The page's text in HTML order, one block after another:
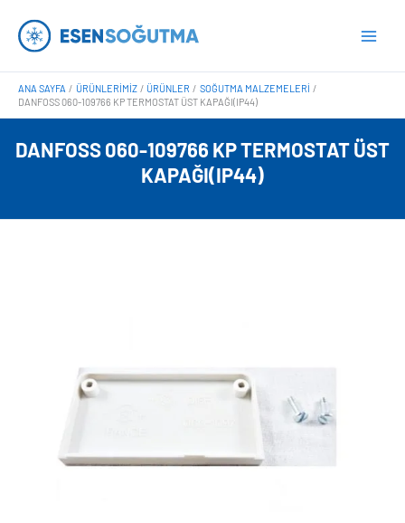
atla
ANA SAYFA ÜRÜNLERIMIZ ÜRÜNLER
SOĞUTMA MALZEMELERI
DANFOSS 060-109766 KP TERMOSTAT ÜST KAPAĞI(IP44)
DANFOSS 060-109766 KP TERMOSTAT ÜST
KAPAĞI(IP44)